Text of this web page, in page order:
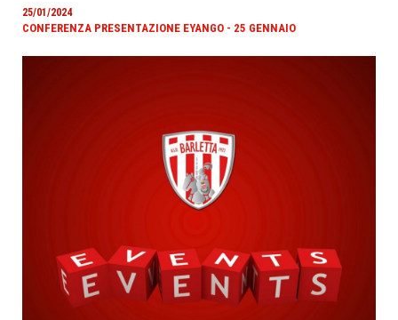
25/01/2024
CONFERENZA PRESENTAZIONE EYANGO - 25 GENNAIO